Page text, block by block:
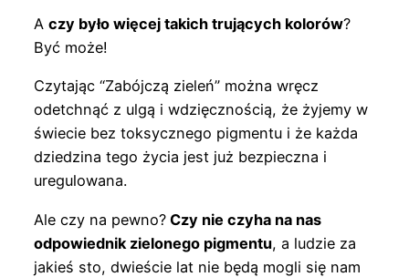
A czy było więcej takich trujących kolorów?
Być może!
Czytając “Zabójczą zieleń” można wręcz
odetchnąć z ulgą i wdzięcznością, że żyjemy w
świecie bez toksycznego pigmentu i że każda
dziedzina tego życia jest już bezpieczna i
uregulowana.
Ale czy na pewno?Czy nie czyha na nas
odpowiednik zielonego pigmentu, a ludzie za
jakieś sto, dwieście lat nie będą mogli się nam